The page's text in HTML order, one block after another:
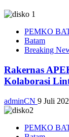
PEMKO
Batam
Breaking
Rakernas
Kolaborasi
adminCN 9 Juli
PEMKO